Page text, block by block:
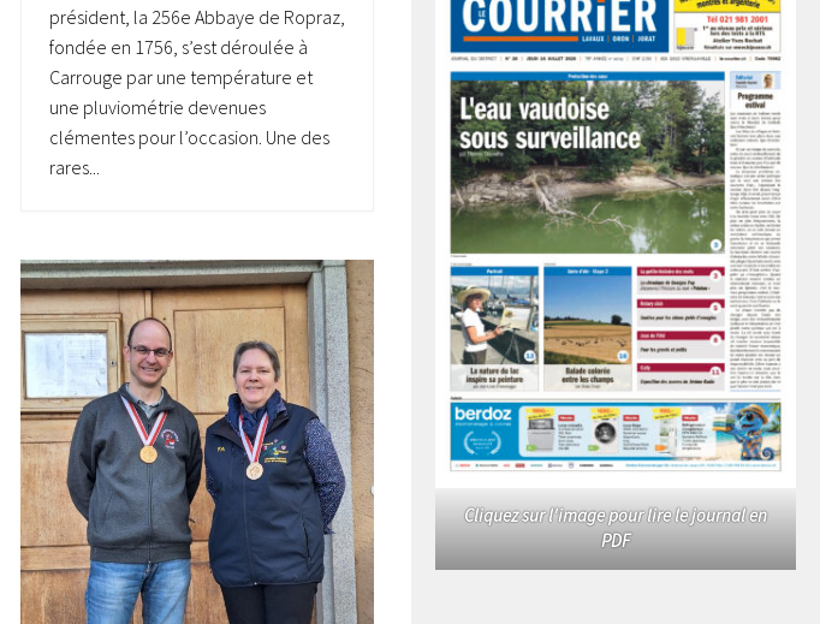
président, la 256e Abbaye de Ropraz,
fondée en 1756, s’est déroulée à
Carrouge par une température et
une pluviométrie devenues
clémentes pour l’occasion. Une des
rares...
Cliquez sur l'image pour lire le journal en
PDF